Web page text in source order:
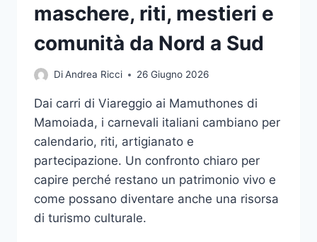
maschere, riti, mestieri e
comunità da Nord a Sud
DiAndrea Ricci 26 Giugno 2026
Dai carri di Viareggio ai Mamuthones di
Mamoiada, i carnevali italiani cambiano per
calendario, riti, artigianato e
partecipazione. Un confronto chiaro per
capire perché restano un patrimonio vivo e
come possano diventare anche una risorsa
di turismo culturale.